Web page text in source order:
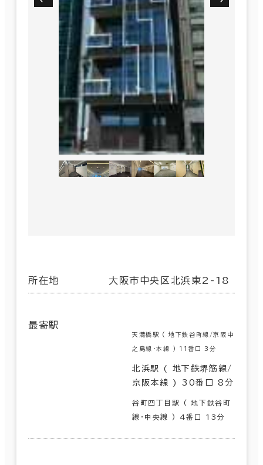
所在地 大阪市中央区北浜東2-18
最寄駅
天満橋駅 ( 地下鉄谷町線/京阪中
之島線･本線 ) 11番口 3分
北浜駅 ( 地下鉄堺筋線/
京阪本線 ) 30番口 8分
谷町四丁目駅 ( 地下鉄谷町
線･中央線 ) 4番口 13分